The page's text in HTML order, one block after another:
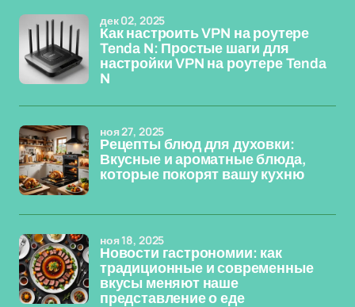
Как настроить VPN на роутере
Tenda N: Простые шаги для
настройки VPN на роутере Tenda
N
дек 02, 2025
Рецепты блюд для духовки:
Вкусные и ароматные блюда,
которые покорят вашу кухню
ноя 27, 2025
Новости гастрономии: как
традиционные и современные
вкусы меняют наше
представление о еде
ноя 18, 2025